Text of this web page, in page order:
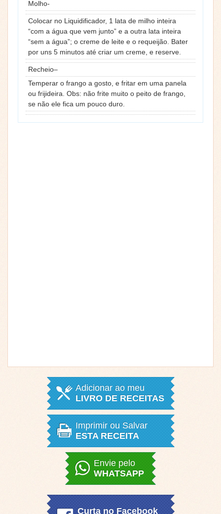
Molho-
Colocar no Liquidificador, 1 lata de milho inteira
“com a água que vem junto” e a outra lata inteira
“sem a água”; o creme de leite e o requeijão. Bater
por uns 5 minutos até criar um creme, e reserve.
Recheio–
Temperar o frango a gosto, e fritar em uma panela
ou frijideira. Obs: não frite muito o peito de frango,
se não ele fica um pouco duro.
Adicionar ao meu
LIVRO DE RECEITAS
Imprimir ou Salvar
ESTA RECEITA
Envie pelo
WHATSAPP
Curta no Facebook